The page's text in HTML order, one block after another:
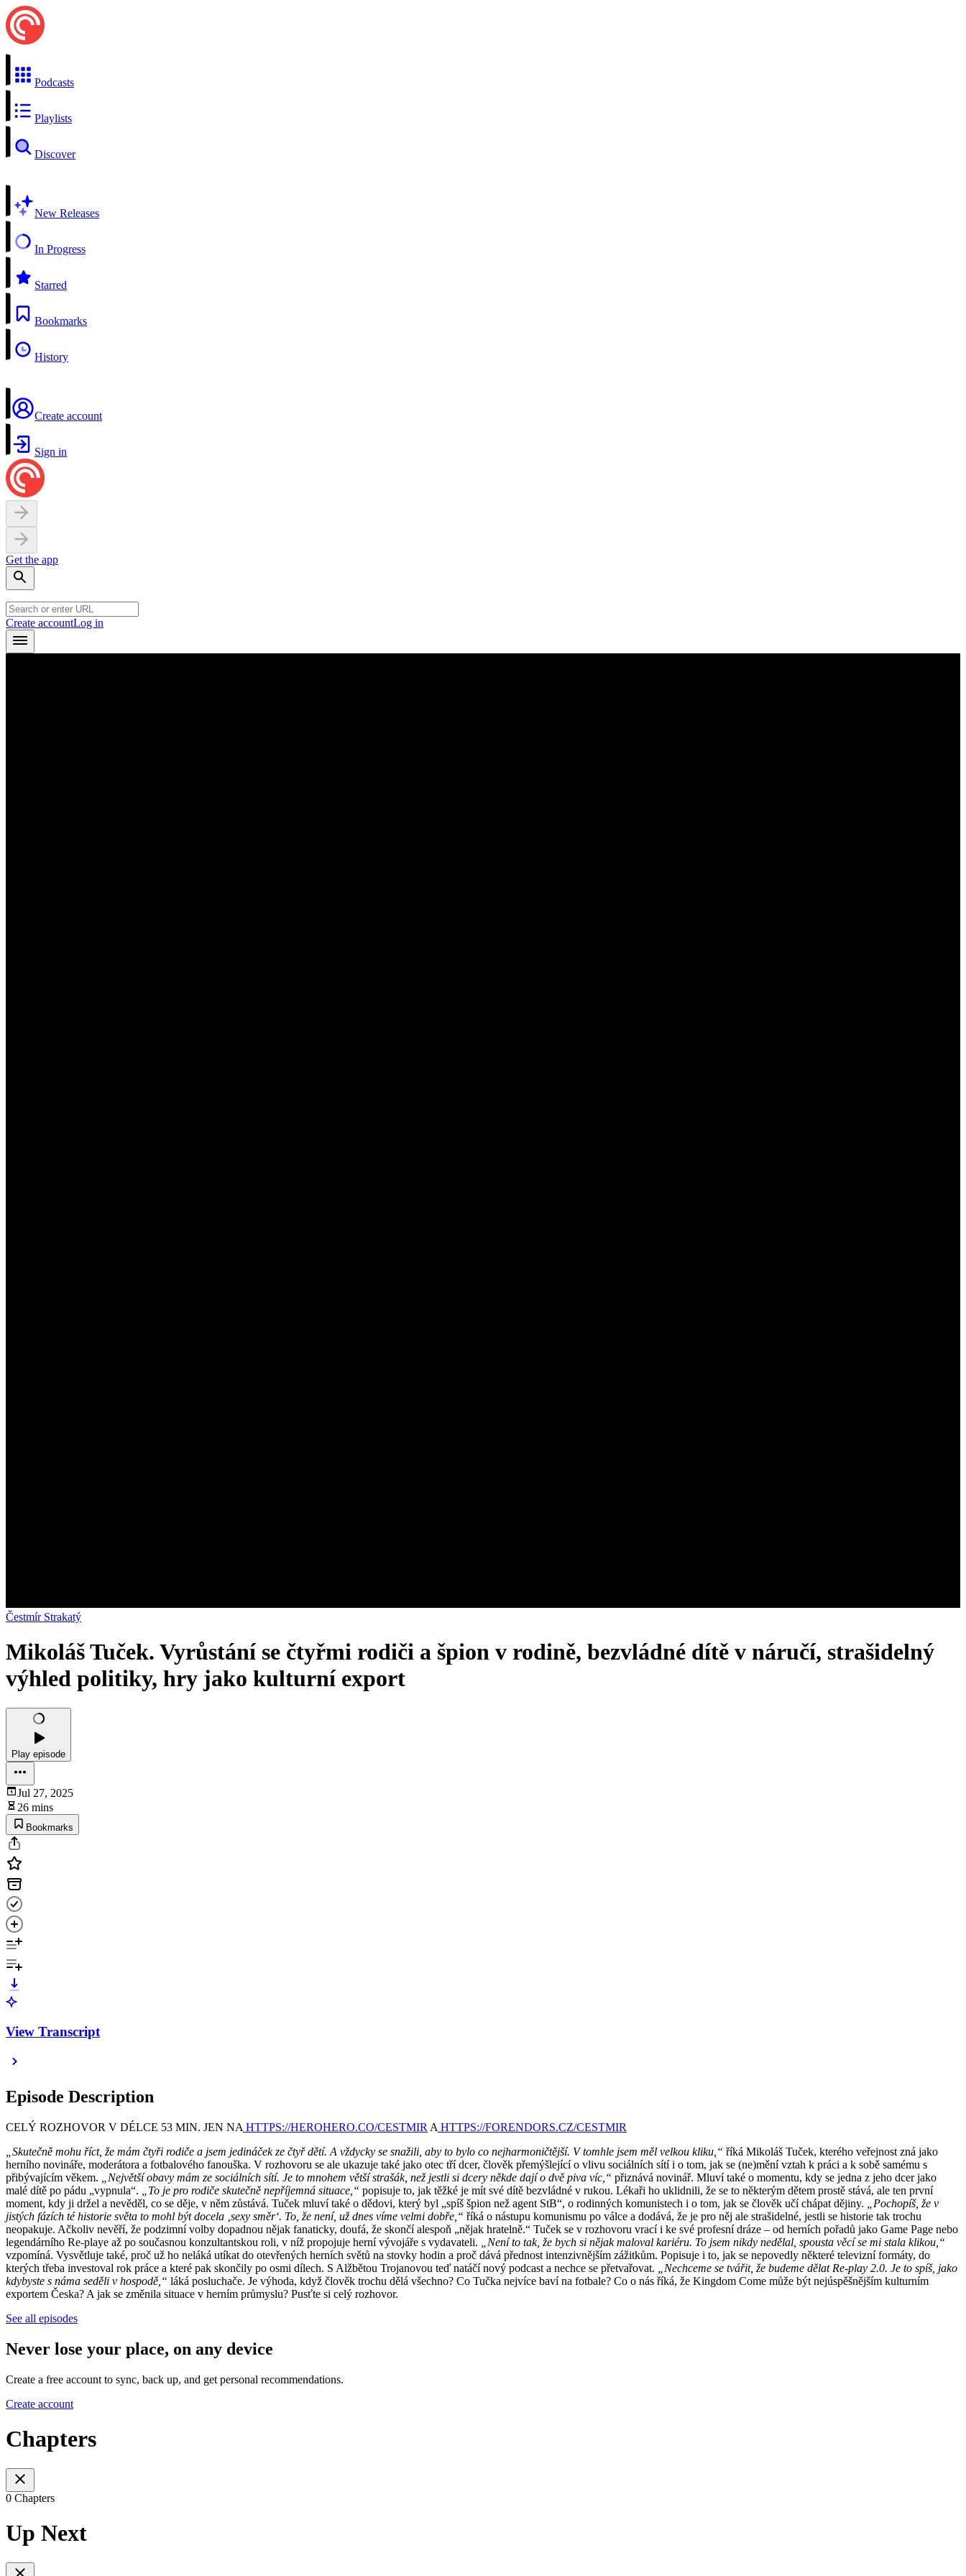
Podcasts
Playlists
Discover
New Releases
In Progress
Starred
Bookmarks
History
Create account
Sign in
Get the app
Create accountLog in
Čestmír Strakatý
Mikoláš Tuček. Vyrůstání se čtyřmi rodiči a špion v rodině, bezvládné dítě v náručí, strašidelný
výhled politiky, hry jako kulturní export
Play episode
Jul 27, 2025
26 mins
Bookmarks
View Transcript
Episode Description
CELÝ ROZHOVOR V DÉLCE 53 MIN. JEN NA ⁠HTTPS://HEROHERO.CO/CESTMIR⁠ A HTTPS://FORENDORS.CZ/CESTMIR
„Skutečně mohu říct, že mám čtyři rodiče a jsem jedináček ze čtyř dětí. A vždycky se snažili, aby to bylo co nejharmoničtější. V tomhle jsem měl velkou kliku,“ říká Mikoláš Tuček, kterého veřejnost zná jako
herního novináře, moderátora a fotbalového fanouška. V rozhovoru se ale ukazuje také jako otec tří dcer, člověk přemýšlející o vlivu sociálních sítí i o tom, jak se (ne)mění vztah k práci a k sobě samému s
přibývajícím věkem.
„Největší obavy mám ze sociálních sítí. Je to mnohem větší strašák, než jestli si dcery někde dají o dvě piva víc,“ přiznává novinář. Mluví také o momentu, kdy se jedna z jeho dcer jako
malé dítě po pádu „vypnula“.
„To je pro rodiče skutečně nepříjemná situace,“ popisuje to, jak těžké je mít své dítě bezvládné v rukou. Lékaři ho uklidnili, že se to některým dětem prostě stává, ale ten první
moment, kdy ji držel a nevěděl, co se děje, v něm zůstává. Tuček mluví také o dědovi, který byl „spíš špion než agent StB“, o rodinných komunistech i o tom, jak se člověk učí chápat dějiny. „Pochopíš, že v
jistých fázích té historie světa to mohl být docela ‚sexy směr‘. To, že není, už dnes víme velmi dobře,“ říká o nástupu komunismu po válce a dodává, že je pro něj ale strašidelné, jestli se historie tak trochu
neopakuje. Ačkoliv nevěří, že podzimní volby dopadnou nějak fanaticky, doufá, že skončí alespoň „nějak hratelně.“ Tuček se v rozhovoru vrací i ke své profesní dráze – od herních pořadů jako Game Page nebo
legendárního Re-playe až po současnou konzultantskou roli, v níž propojuje herní vývojáře s vydavateli.
„Není to tak, že bych si nějak maloval kariéru. To jsem nikdy nedělal, spousta věcí se mi stala klikou,“
vzpomíná. Vysvětluje také, proč už ho neláká utíkat do otevřených herních světů na stovky hodin a proč dává přednost intenzivnějším zážitkům. Popisuje i to, jak se nepovedly některé televizní formáty, do
kterých třeba investoval rok práce a které pak skončily po osmi dílech. S Alžbětou Trojanovou teď natáčí nový podcast a nechce se přetvařovat.
„Nechceme se tvářit, že budeme dělat Re-play 2.0. Je to spíš, jako
kdybyste s náma seděli v hospodě,“ láká posluchače. Je výhoda, když člověk trochu dělá všechno? Co Tučka nejvíce baví na fotbale? Co o nás říká, že Kingdom Come může být nejúspěšnějším kulturním
exportem Česka? A jak se změnila situace v herním průmyslu? Pusťte si celý rozhovor.
See all episodes
Never lose your place, on any device
Create a free account to sync, back up, and get personal recommendations.
Create account
Chapters
0 Chapters
Up Next